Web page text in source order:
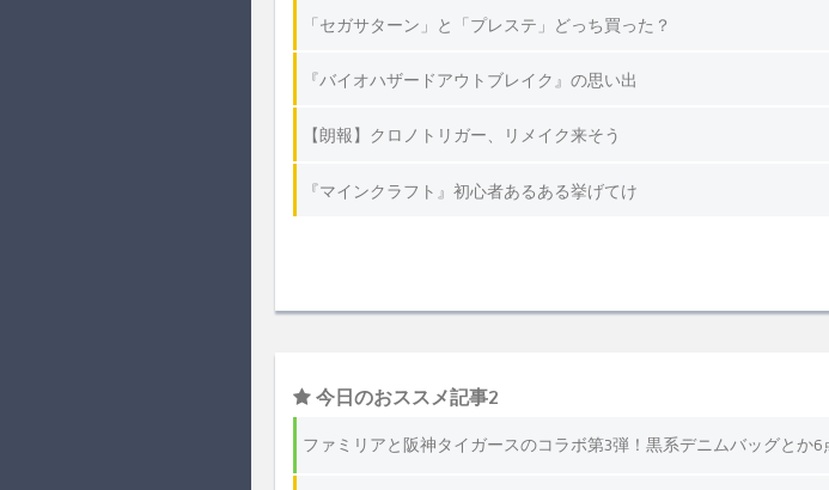
「セガサターン」と「プレステ」どっち買った？
『バイオハザードアウトブレイク』の思い出
【朗報】クロノトリガー、リメイク来そう
『マインクラフト』初心者あるある挙げてけ